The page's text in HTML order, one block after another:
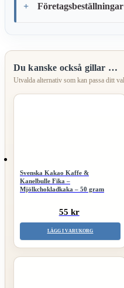
Företagsbeställningar
Du kanske också gillar …
Svenska Kakao Kaffe &
Kanelbulle Fika –
Mjölkchokladkaka – 50 gram
55 kr
LÄGG I VARUKORG